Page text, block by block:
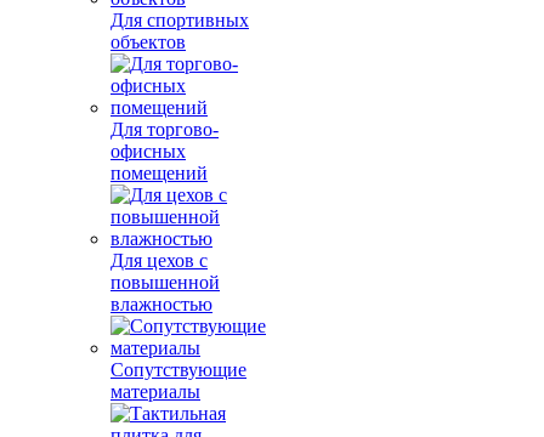
Для спортивных
объектов
Для торгово-
офисных
помещений
Для цехов с
повышенной
влажностью
Сопутствующие
материалы